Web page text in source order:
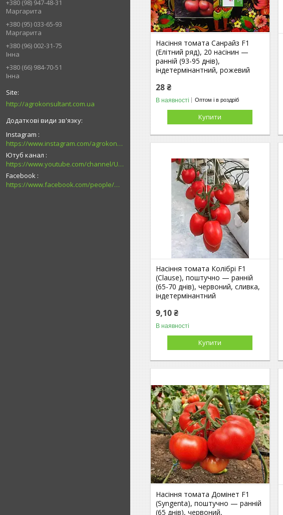
+380 (98) 947-48-31
Маргарита
+380 (95) 033-65-93
Маргарита
+380 (96) 002-31-75
Інна
+380 (66) 984-70-51
Інна
http://agrokonsultant.com.ua
Instagram
https://www.instagram.com/agrokonsultant.com.ua
Ютуб канал
https://www.youtube.com/channel/UCsMskbYs7K45z-_p_4_grmQ
Facebook
https://www.facebook.com/people/%D0%90%D0%B3%D1%80%D0%BE%D0%BA%D0%BE%D0%BD%D1%81%D1%83%D0%BB%D1%8C%D1%82%D0%B0%D0%BD%D1%82-%D0%9F%D0%B0%D0%B2%D0%BB%D0%BE%D0%B3%D1%80%D0%B0%D0%B4/100027726794989/
Насіння томата Санрайз F1
(Елітний ряд), 20 насінин —
ранній (93-95 днів),
індетермінантний, рожевий
28 ₴
В наявності Оптом і в роздріб
Купити
Насіння томата Колібрі F1
(Clause), поштучно — ранній
(65-70 днів), червоний, сливка,
індетермінантний
9,10 ₴
В наявності
Купити
Насіння томата Домінет F1
(Syngenta), поштучно — ранній
(65 днів), червоний,